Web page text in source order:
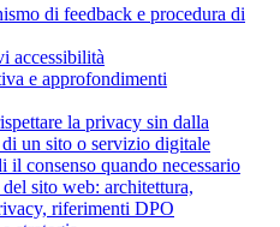
di feedback e procedura di
accessibilità
e approfondimenti
la privacy sin dalla
un sito o servizio digitale
il consenso quando necessario
sito web: architettura,
riferimenti DPO